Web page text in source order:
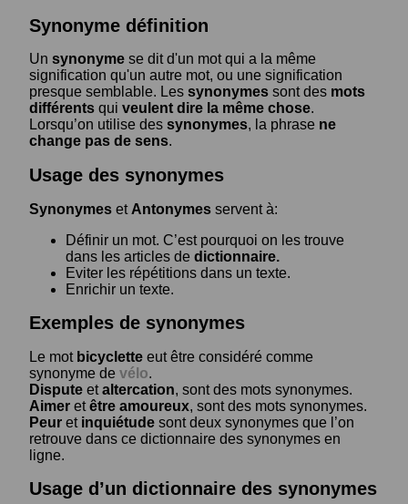
Synonyme définition
Un synonyme se dit d'un mot qui a la même
signification qu'un autre mot, ou une signification
presque semblable. Les synonymes sont des mots
différents qui veulent dire la même chose.
Lorsqu’on utilise des synonymes, la phrase ne
change pas de sens.
Usage des synonymes
Synonymes et Antonymes servent à:
Définir un mot. C’est pourquoi on les trouve
dans les articles de dictionnaire.
Eviter les répétitions dans un texte.
Enrichir un texte.
Exemples de synonymes
Le mot bicyclette eut être considéré comme
synonyme de vélo.
Dispute etaltercation, sont des mots synonymes.
Aimer etêtre amoureux, sont des mots synonymes.
Peur et inquiétude sont deux synonymes que l’on
retrouve dans ce dictionnaire des synonymes en
ligne.
Usage d’un dictionnaire des synonymes